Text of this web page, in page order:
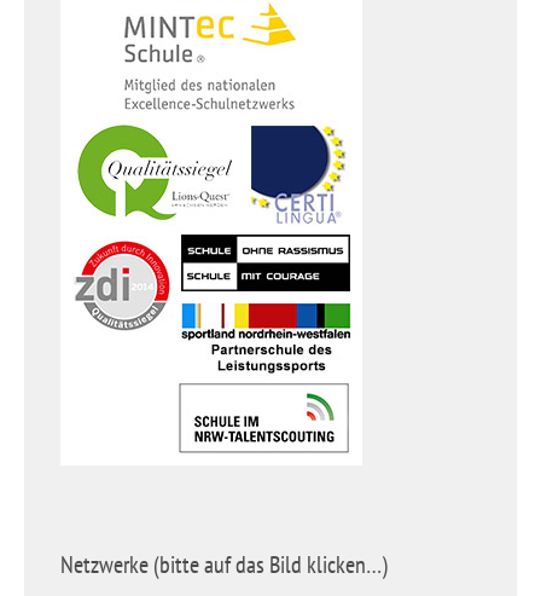
Netzwerke (bitte auf das Bild klicken…)